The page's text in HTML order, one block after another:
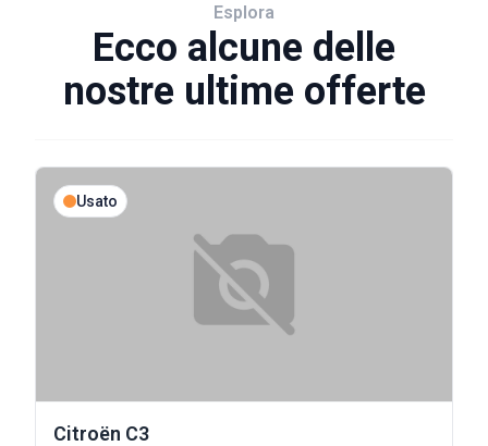
Esplora
Ecco alcune delle
nostre ultime offerte
Usato
Citroën C3